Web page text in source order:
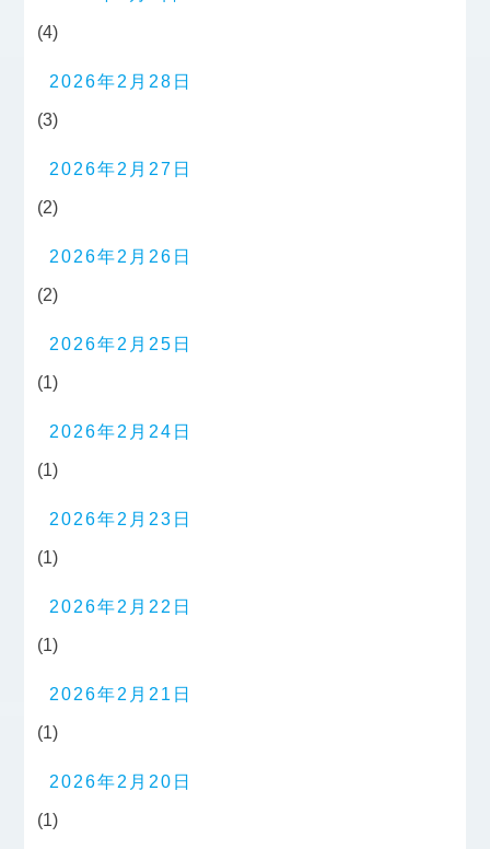
(4)
2026年2月28日
(3)
2026年2月27日
(2)
2026年2月26日
(2)
2026年2月25日
(1)
2026年2月24日
(1)
2026年2月23日
(1)
2026年2月22日
(1)
2026年2月21日
(1)
2026年2月20日
(1)